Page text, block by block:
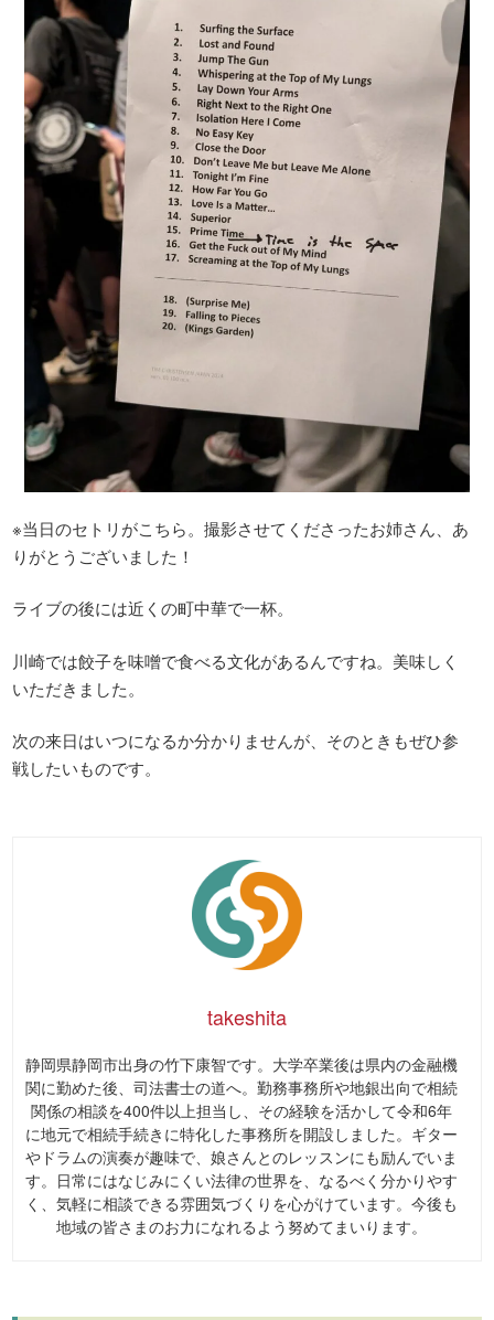
※当日のセトリがこちら。撮影させてくださったお姉さん、あ
りがとうございました！
ライブの後には近くの町中華で一杯。
川崎では餃子を味噌で食べる文化があるんですね。美味しく
いただきました。
次の来日はいつになるか分かりませんが、そのときもぜひ参
戦したいものです。
takeshita
静岡県静岡市出身の竹下康智です。大学卒業後は県内の金融機
関に勤めた後、司法書士の道へ。勤務事務所や地銀出向で相続
関係の相談を400件以上担当し、その経験を活かして令和6年
に地元で相続手続きに特化した事務所を開設しました。ギター
やドラムの演奏が趣味で、娘さんとのレッスンにも励んでいま
す。日常にはなじみにくい法律の世界を、なるべく分かりやす
く、気軽に相談できる雰囲気づくりを心がけています。今後も
地域の皆さまのお力になれるよう努めてまいります。